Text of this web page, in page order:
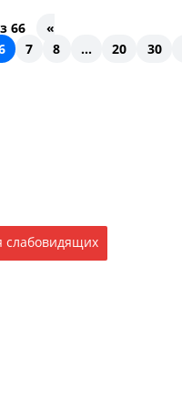
66
«
7 8 ... 20 30
слабовидящих